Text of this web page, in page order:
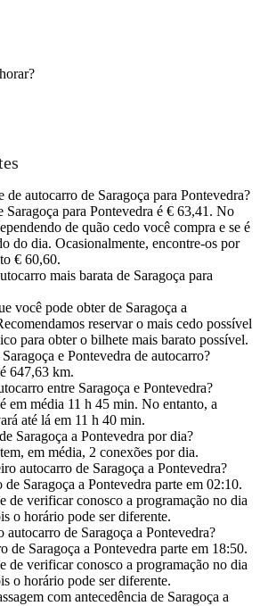
de autocarro de Saragoça para Pontevedra?
Saragoça para Pontevedra é € 63,41. No
de quão cedo você compra e se é
do dia. Ocasionalmente, encontre-os por
€ 60,60.
mais barata de Saragoça para
você pode obter de Saragoça a
reservar o mais cedo possível
para obter o bilhete mais barato possível.
e Pontevedra de autocarro?
647,63 km.
entre Saragoça e Pontevedra?
em média 11 h 45 min. No entanto, a
até lá em 11 h 40 min.
Saragoça a Pontevedra por dia?
em média, 2 conexões por dia.
autocarro de Saragoça a Pontevedra?
Saragoça a Pontevedra parte em 02:10.
de verificar conosco a programação no dia
o horário pode ser diferente.
de Saragoça a Pontevedra?
de Saragoça a Pontevedra parte em 18:50.
de verificar conosco a programação no dia
o horário pode ser diferente.
com antecedência de Saragoça a